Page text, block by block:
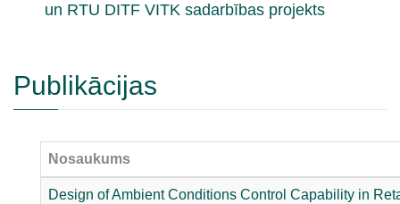
un RTU DITF VITK sadarbības projekts
Publikācijas
Nosaukums
Design of Ambient Conditions Control Capability in